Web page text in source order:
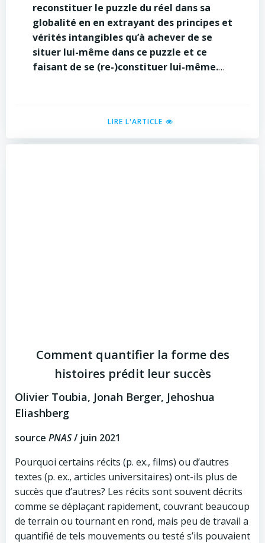
reconstituer le puzzle du réel dans sa
globalité en en extrayant des principes et
vérités intangibles qu’à achever de se
situer lui-même dans ce puzzle et ce
faisant de se (re-)constituer lui-même.…
LIRE L'ARTICLE
Comment quantifier la forme des
histoires prédit leur succès
Olivier Toubia, Jonah Berger, Jehoshua
Eliashberg
source PNAS/ juin 2021
Pourquoi certains récits (p. ex., films) ou d’autres
textes (p. ex., articles universitaires) ont-ils plus de
succès que d’autres? Les récits sont souvent décrits
comme se déplaçant rapidement, couvrant beaucoup
de terrain ou tournant en rond, mais peu de travail a
quantifié de tels mouvements ou testé s’ils pouvaient